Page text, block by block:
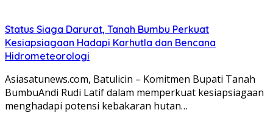
Status Siaga Darurat, Tanah Bumbu Perkuat
Kesiapsiagaan Hadapi Karhutla dan Bencana
Hidrometeorologi
Asiasatunews.com, Batulicin – Komitmen Bupati Tanah
BumbuAndi Rudi Latif dalam memperkuat kesiapsiagaan
menghadapi potensi kebakaran hutan…